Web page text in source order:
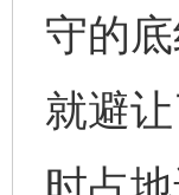
守的
就避